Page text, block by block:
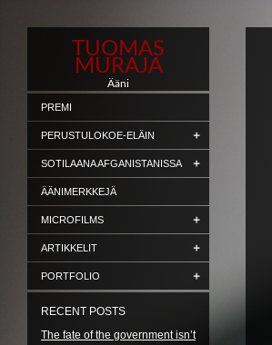
TUOMAS
MURAJA
Ääni
PREMI
PERUSTULOKOE-ELÄIN
SOTILAANA AFGANISTANISSA
ÄÄNIMERKKEJÄ
MICROFILMS
ARTIKKELIT
PORTFOLIO
RECENT POSTS
The fate of the government isn’t